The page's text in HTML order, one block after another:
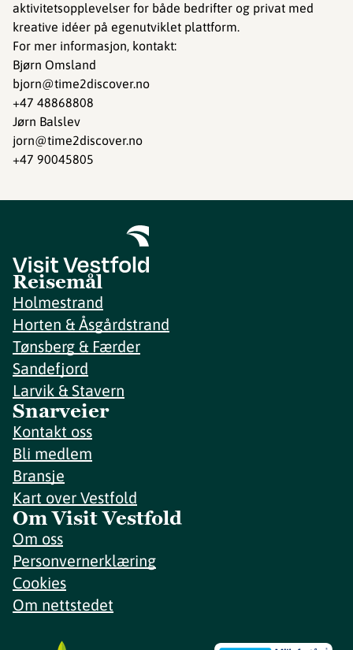
aktivitetsopplevelser for både bedrifter og privat med
kreative idéer på egenutviklet plattform.
For mer informasjon, kontakt:
Bjørn Omsland
bjorn@time2discover.no
+47 48868808
Jørn Balslev
jorn@time2discover.no
+47 90045805
Reisemål
Holmestrand
Horten & Åsgårdstrand
Tønsberg & Færder
Sandefjord
Larvik & Stavern
Snarveier
Kontakt oss
Bli medlem
Bransje
Kart over Vestfold
Om Visit Vestfold
Om oss
Personvernerklæring
Cookies
Om nettstedet